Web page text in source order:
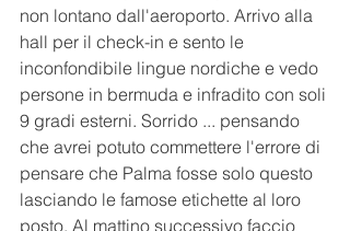
non lontano dall'aeroporto. Arrivo alla
hall per il check-in e sento le
inconfondibile lingue nordiche e vedo
persone in bermuda e infradito con soli
9 gradi esterni. Sorrido ... pensando
che avrei potuto commettere l'errore di
pensare che Palma fosse solo questo
lasciando le famose etichette al loro
posto. Al mattino successivo faccio